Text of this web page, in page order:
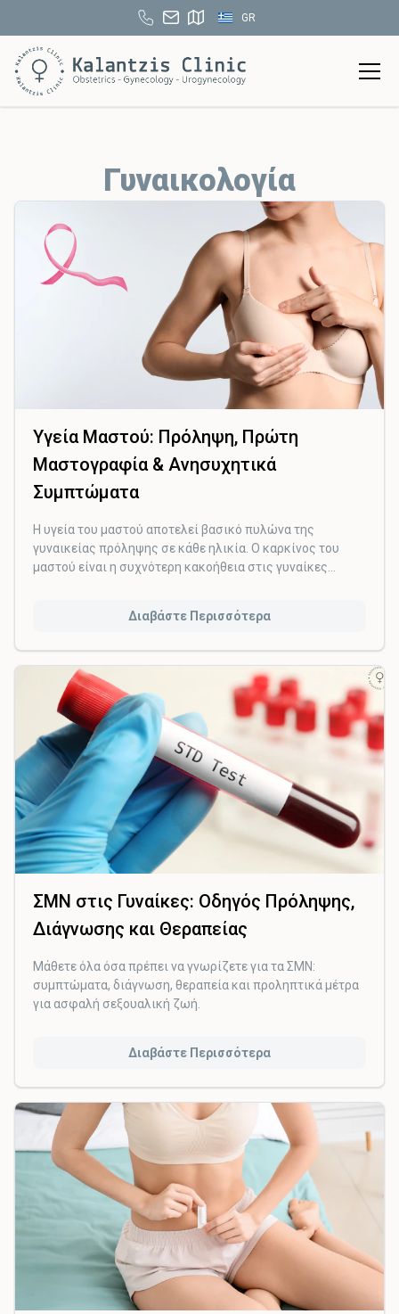
GR
Γυναικολογία
Υγεία Μαστού: Πρόληψη, Πρώτη
Μαστογραφία & Ανησυχητικά
Συμπτώματα
Η υγεία του μαστού αποτελεί βασικό πυλώνα της
γυναικείας πρόληψης σε κάθε ηλικία. Ο καρκίνος του
μαστού είναι η συχνότερη κακοήθεια στις γυναίκες
Διαβάστε Περισσότερα
ΣΜΝ στις Γυναίκες: Οδηγός Πρόληψης,
Διάγνωσης και Θεραπείας
Μάθετε όλα όσα πρέπει να γνωρίζετε για τα ΣΜΝ:
συμπτώματα, διάγνωση, θεραπεία και προληπτικά μέτρα
για ασφαλή σεξουαλική ζωή.
Διαβάστε Περισσότερα